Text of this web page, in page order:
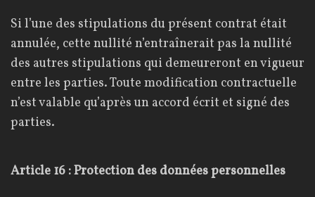
Si l’une des stipulations du présent contrat était
annulée, cette nullité n’entraînerait pas la nullité
des autres stipulations qui demeureront en vigueur
entre les parties. Toute modification contractuelle
n’est valable qu’après un accord écrit et signé des
parties.
Article 16 : Protection des données personnelles